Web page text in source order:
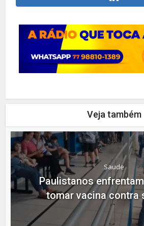
Veja também
Saude
Paulistanos
tomar vacina contra